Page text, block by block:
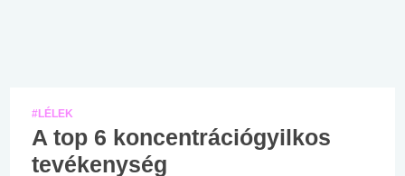
#LÉLEK
A top 6 koncentrációgyilkos
tevékenység